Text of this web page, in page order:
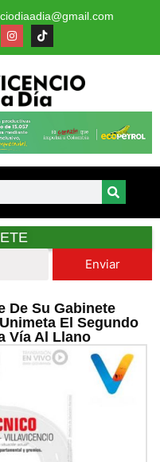
Enviar
De Su Gabinete
El Segundo
Vía Al Llano